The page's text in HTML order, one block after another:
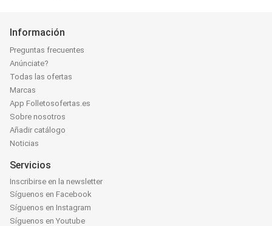
Información
Preguntas frecuentes
Anúnciate?
Todas las ofertas
Marcas
App Folletosofertas.es
Sobre nosotros
Añadir catálogo
Noticias
Servicios
Inscribirse en la newsletter
Síguenos en Facebook
Síguenos en Instagram
Síguenos en Youtube